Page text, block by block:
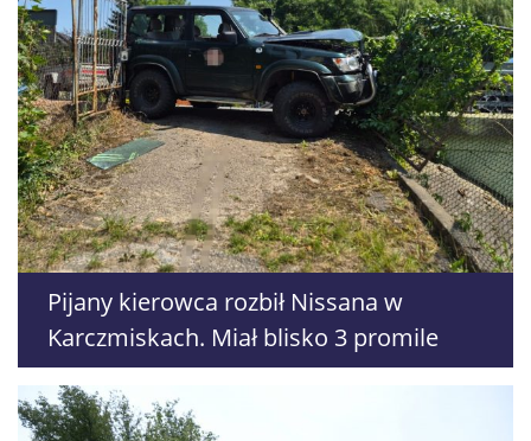
Pijany kierowca rozbił Nissana w
Karczmiskach. Miał blisko 3 promile